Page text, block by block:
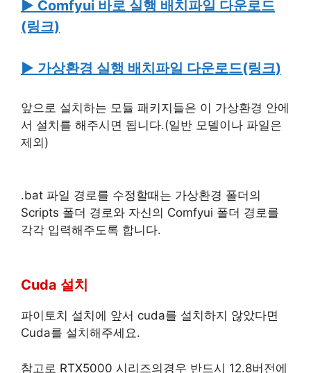
▶ Comfyui 바로 실행 배치파일 다운로드
(링크)
▶ 가상환경 실행 배치파일 다운로드(링크)
앞으로 설치하는 모듈 패키지들은 이 가상환경 안에
서 설치를 해주시면 됩니다.(일반 모델이나 파일은
제외)
.bat 파일 경로를 수정할때는 가상환경 폴더의
Scripts 폴더 경로와 자신의 Comfyui 폴더 경로를
각각 입력해주도록 합니다.
Cuda 설치
파이토치 설치에 앞서 cuda를 설치하지 않았다면
Cuda를 설치해주세요.
참고로 RTX5000 시리즈의경우 반드시 12.8버전에